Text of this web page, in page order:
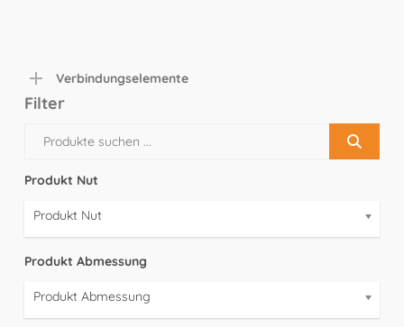
Verbindungselemente
Filter
Produkt Nut
Produkt Nut
Produkt Abmessung
Produkt Abmessung